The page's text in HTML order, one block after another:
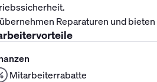
Reparaturen und
Mitarbeiterrabatte